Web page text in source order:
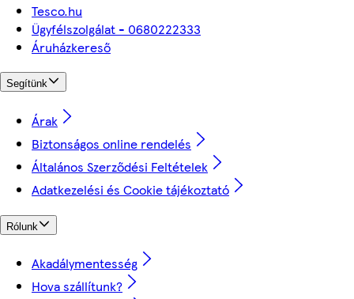
Tesco.hu
Ügyfélszolgálat - 0680222333
Áruházkereső
Segítünk
Árak
Biztonságos online rendelés
Általános Szerződési Feltételek
Adatkezelési és Cookie tájékoztató
Rólunk
Akadálymentesség
Hova szállítunk?